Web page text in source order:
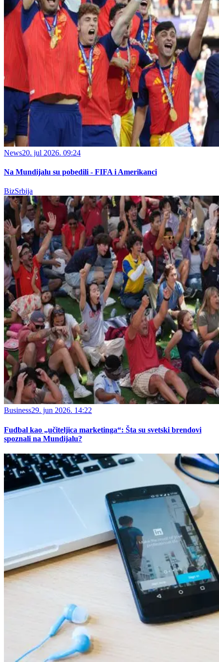
News20. jul 2026. 09:24
Na Mundijalu su pobedili - FIFA i Amerikanci
BizSrbija
Business29. jun 2026. 14:22
Fudbal kao „učiteljica marketinga“: Šta su svetski brendovi
spoznali na Mundijalu?